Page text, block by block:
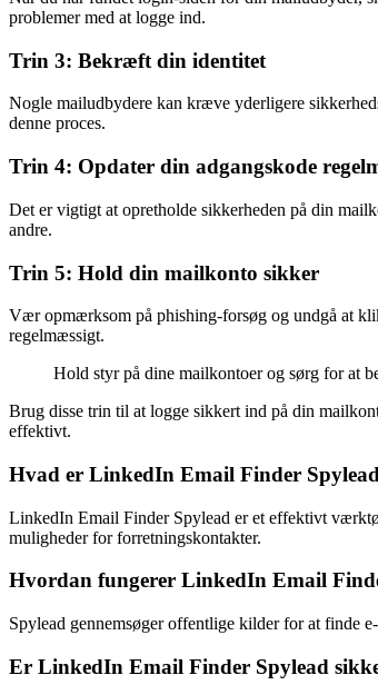
problemer med at logge ind.
Trin 3: Bekræft din identitet
Nogle mailudbydere kan kræve yderligere
denne proces.
Trin 4: Opdater din adgangskode
Det er vigtigt at opretholde sikkerheden på din
andre.
Trin 5: Hold din mailkonto sikker
Vær opmærksom på phishing-forsøg og undgå at
regelmæssigt.
Hold styr på dine mailkontoer og sørg for at
Brug disse trin til at logge sikkert ind på din
effektivt.
Hvad er LinkedIn Email Finder
LinkedIn Email Finder Spylead er et effektivt
muligheder for forretningskontakter.
Hvordan fungerer LinkedIn Email
Spylead gennemsøger offentlige kilder for at finde
Er LinkedIn Email Finder Spylead